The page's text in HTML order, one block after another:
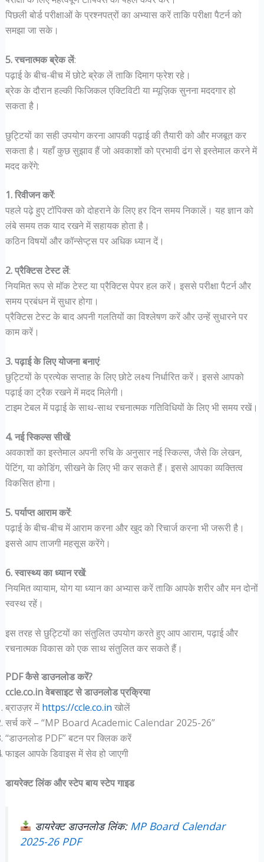
पिछली बोर्ड परीक्षाओं के प्रश्नपत्रों का अभ्यास करें ताकि परीक्षा पैटर्न को
समझा जा सके।
5. रचनात्मक ब्रेक लें:
पढ़ाई के बीच-बीच में छोटे ब्रेक लें ताकि दिमाग फ्रेश रहे।
ब्रेक के दौरान हल्की फिजिकल एक्टिविटी या म्यूज़िक सुनना मददगार हो
सकता है।
छुट्टियों का सही उपयोग करना आपकी पढ़ाई की तैयारी को और मजबूत कर
सकता है। यहाँ कुछ सुझाव हैं जो अवकाशों को प्रभावी ढंग से इस्तेमाल करने में
मदद करेंगे:
1. रिवीजन करें:
पहले पढ़े हुए टॉपिक्स को दोहराने के लिए हर दिन समय निकालें। यह ज्ञान को
लंबे समय तक याद रखने में सहायक होता है।
कठिन विषयों और कॉन्सेप्ट्स पर अधिक ध्यान दें।
2. प्रैक्टिस टेस्ट लें:
नियमित रूप से मॉक टेस्ट या प्रैक्टिस पेपर हल करें। इससे परीक्षा पैटर्न और
समय प्रबंधन में सुधार होगा।
प्रैक्टिस टेस्ट के बाद अपनी गलतियों का विश्लेषण करें और उन्हें सुधारने पर
काम करें।
3. पढ़ाई के लिए योजना बनाएं:
छुट्टियों के प्रत्येक सप्ताह के लिए छोटे लक्ष्य निर्धारित करें। इससे आपको
पढ़ाई का ट्रैक रखने में मदद मिलेगी।
टाइम टेबल में पढ़ाई के साथ-साथ रचनात्मक गतिविधियों के लिए भी समय रखें।
4. नई स्किल्स सीखें:
अवकाशों का इस्तेमाल अपनी रुचि के अनुसार नई स्किल्स, जैसे कि लेखन,
पेंटिंग, या कोडिंग, सीखने के लिए भी कर सकते हैं। इससे आपका व्यक्तित्व
विकसित होगा।
5. पर्याप्त आराम करें:
पढ़ाई के बीच-बीच में आराम करना और खुद को रिचार्ज करना भी जरूरी है।
इससे आप ताजगी महसूस करेंगे।
6. स्वास्थ्य का ध्यान रखें:
नियमित व्यायाम, योग या ध्यान का अभ्यास करें ताकि आपके शरीर और मन दोनों
स्वस्थ रहें।
इस तरह से छुट्टियों का संतुलित उपयोग करते हुए आप आराम, पढ़ाई और
रचनात्मक विकास को एक साथ संतुलित कर सकते हैं।
PDF कैसे डाउनलोड करें?
ccle.co.in वेबसाइट से डाउनलोड प्रक्रिया
ब्राउज़र मेंhttps://ccle.co.in खोलें
सर्च करें – “MP Board Academic Calendar 2025-26”
“डाउनलोड PDF” बटन पर क्लिक करें
फाइल आपके डिवाइस में सेव हो जाएगी
डायरेक्ट लिंक और स्टेप बाय स्टेप गाइड
डायरेक्ट डाउनलोड लिंक: MP Board Calendar
2025-26 PDF